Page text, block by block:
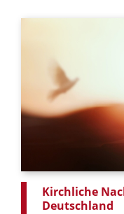
Kirchliche
Deutschland